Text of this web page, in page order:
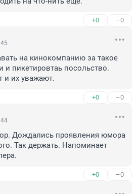
+0 –0
на кинокомпанию за такое
и пикетировтаь посольство.
и их уважают.
+0 –0
Дождались проявления юмора
Так держать. Напоминает
+0 –0